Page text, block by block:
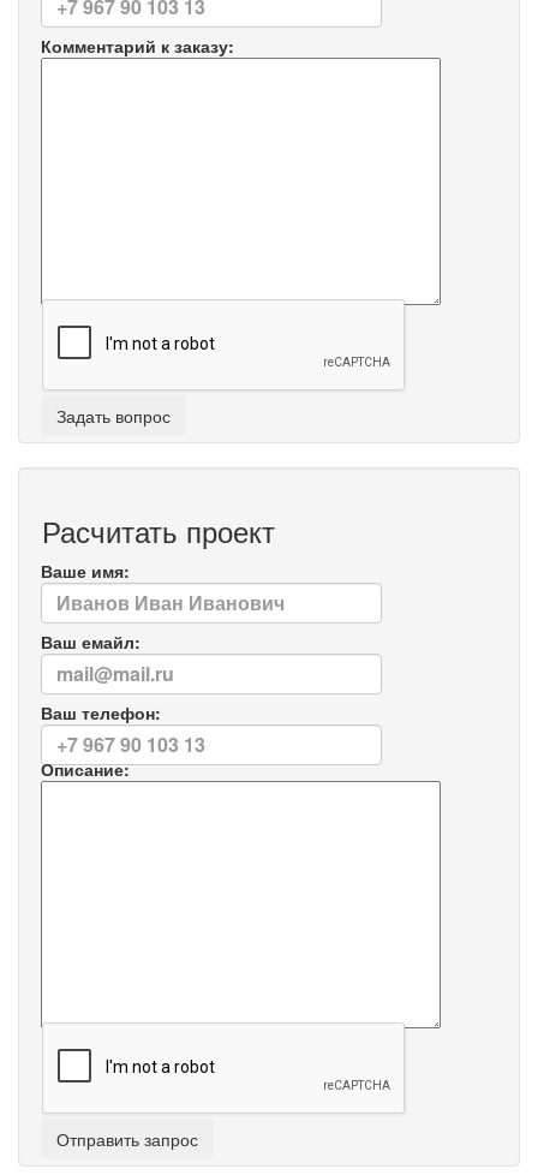
Комментарий к заказу:
Расчитать проект
Ваше имя:
Ваш емайл:
Ваш телефон:
Описание: